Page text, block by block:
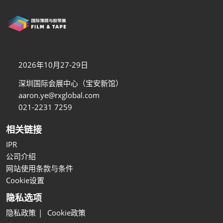
2026年10月27-29日
深圳国际会展中心（宝安新馆）
aaron.ye@rxglobal.com
021-2231 7259
相关链接
IPR
公司介绍
网站使用条款与条件
Cookie设置
隐私选项
隐私政策 Cookie政策